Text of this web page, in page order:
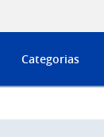
Categorias